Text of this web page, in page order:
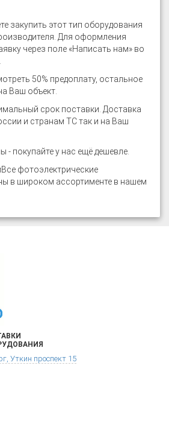
закупить этот тип оборудования
Для оформления
через поле «Написать нам» во
50% предоплату, остальное
Ваш объект.
срок поставки. Доставка
и странам ТС так и на Ваш
покупайте у нас ещё дешевле.
Все фотоэлектрические
в широком ассортименте в нашем
Уткин проспект 15